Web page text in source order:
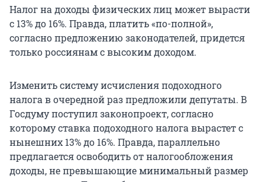
Налог на доходы физических лиц может вырасти
с 13% до 16%. Правда, платить «по-полной»,
согласно предложению законодателей, придется
только россиянам с высоким доходом.
Изменить систему исчисления подоходного
налога в очередной раз предложили депутаты. В
Госдуму поступил законопроект, согласно
которому ставка подоходного налога вырастет с
нынешних 13% до 16%. Правда, параллельно
предлагается освободить от налогообложения
доходы, не превышающие минимальный размер